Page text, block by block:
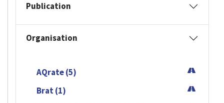
Publication
Organisation
AQrate (5)
Brat (1)